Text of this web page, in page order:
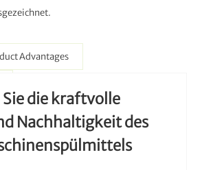
die kraftvolle
Nachhaltigkeit des
Advantages